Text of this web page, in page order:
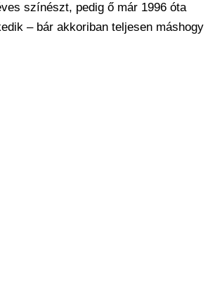
színészt, pedig ő már 1996 óta
– bár akkoriban teljesen máshogy